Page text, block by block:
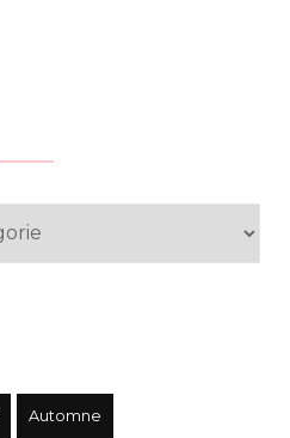
Automne